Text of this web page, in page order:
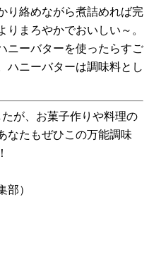
り絡めながら煮詰めれば完
まろやかでおいしい～。
ニーバターを使ったらすご
ハニーバターは調味料とし
が、お菓子作りや料理の
なたもぜひこの万能調味
部）